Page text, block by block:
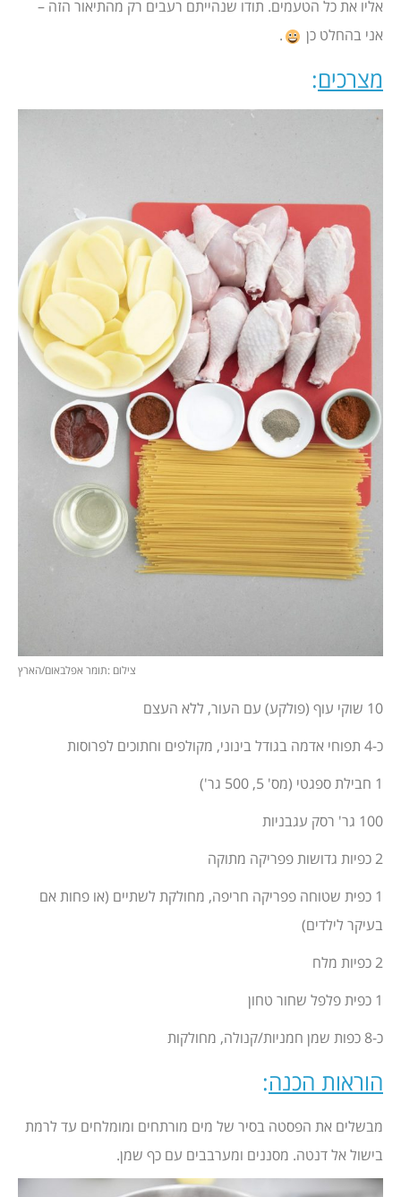
אליו את כל הטעמים. תודו שנהייתם רעבים רק מהתיאור הזה –
אני בהחלט כן
.
מצרכים:
צילום :תומר אפלבאום/הארץ
10 שוקי עוף (פולקע) עם העור, ללא העצם
כ-4 תפוחי אדמה בגודל בינוני, מקולפים וחתוכים לפרוסות
1 חבילת ספגטי (מס' 5, 500 גר')
100 גר' רסק עגבניות
2 כפיות גדושות פפריקה מתוקה
1 כפית שטוחה פפריקה חריפה, מחולקת לשתיים (או פחות אם
בעיקר לילדים)
2 כפיות מלח
1 כפית פלפל שחור טחון
כ-8 כפות שמן חמניות/קנולה, מחולקות
הוראות הכנה:
מבשלים את הפסטה בסיר של מים מורתחים ומומלחים עד לרמת
בישול אל דנטה. מסננים ומערבבים עם כף שמן.